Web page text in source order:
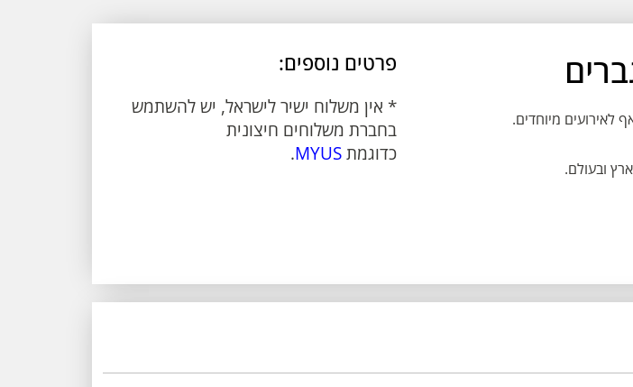
לאירועים מיוחדים.
ובעולם.
פרטים נוספים:
* אין משלוח ישיר לישראל, יש להשתמש
בחברת משלוחים חיצונית
כדוגמתMYUS
.